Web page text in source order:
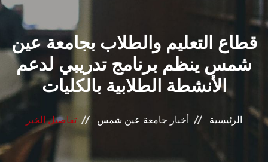
القطاعـات
الشئون الأكاديمية
البحث العلمي
المراكز والوحدات
قطاع التعليم والطلاب بجامعة عين
شمس ينظم برنامج تدريبي لدعم
الأنشطة الطلابية بالكليات
الرئيسية أخبار جامعة عين شمس تفاصيل الخبر